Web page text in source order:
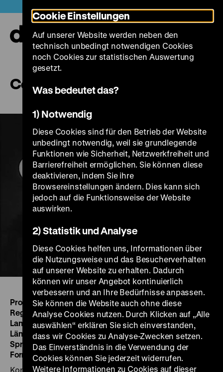
zum
Seiteninhalt
springen
Corinth Canal
Play
Produktion:John Ferno, Paris, for ECA Greece
Regie:John Ferno
Land/Jahr:GR 1950
Länge:10’
Sprache:Englisch
Format:35mm, 1:1.37, mono, b/w
Kontraste bestimmen den Film. Die große
Cookie Einstellungen
Auf unserer Website werden neben den
technisch unbedingt notwendigen Cookies
noch Cookies zur statistischen Auswertung
gesetzt.
Was bedeutet das?
1) Notwendig
Diese Cookies sind für den Betrieb der Website
unbedingt notwendig, weil sie grundlegende
Funktionen wie Sicherheit, Netzwerkfreiheit und
Barrierefreiheit ermöglichen. Sie können diese
deaktivieren, indem Sie ihre
Browsereinstellungen ändern. Dies kann sich
jedoch auf die Funktionsweise der Website
auswirken.
2) Statistik und Analyse
Diese Cookies helfen uns, Informationen über
die Nutzungsweise und das Besucherverhalten
auf unserer Website zu erhalten. Dadurch
können wir unser Angebot kontinuierlich
verbessern und an Ihre Bedürfnisse anpassen.
Sie können die Website auch ohne diese
Analyse Cookies nutzen. Durch Klicken auf „Alle
auswählen“ erklären Sie sich einverstanden,
dass wir Cookies zu Analyse-Zwecken setzen.
Das Einverständnis in die Verwendung der
Cookies können Sie jederzeit widerrufen.
Weitere Informationen zu Cookies auf dieser